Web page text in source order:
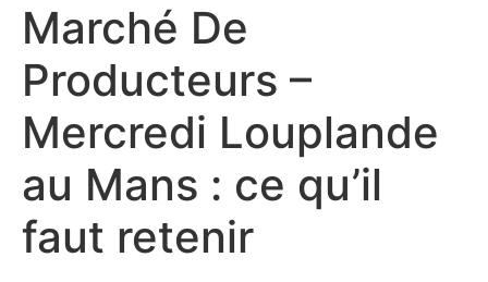
Marché De
Producteurs –
Mercredi Louplande
au Mans : ce qu’il
faut retenir